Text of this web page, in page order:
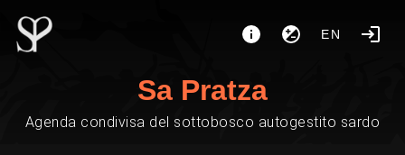
EN
Sa Pratza
Agenda condivisa del sottobosco autogestito sardo